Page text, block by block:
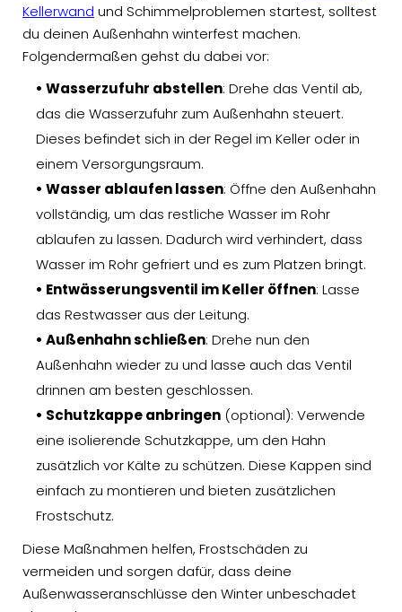
Kellerwand und Schimmelproblemen startest, solltest
du deinen Außenhahn winterfest machen.
Folgendermaßen gehst du dabei vor:
• Wasserzufuhr abstellen: Drehe das Ventil ab,
das die Wasserzufuhr zum Außenhahn steuert.
Dieses befindet sich in der Regel im Keller oder in
einem Versorgungsraum.
• Wasser ablaufen lassen: Öffne den Außenhahn
vollständig, um das restliche Wasser im Rohr
ablaufen zu lassen. Dadurch wird verhindert, dass
Wasser im Rohr gefriert und es zum Platzen bringt.
• Entwässerungsventil im Keller öffnen: Lasse
das Restwasser aus der Leitung.
• Außenhahn schließen: Drehe nun den
Außenhahn wieder zu und lasse auch das Ventil
drinnen am besten geschlossen.
• Schutzkappe anbringen (optional): Verwende
eine isolierende Schutzkappe, um den Hahn
zusätzlich vor Kälte zu schützen. Diese Kappen sind
einfach zu montieren und bieten zusätzlichen
Frostschutz.
Diese Maßnahmen helfen, Frostschäden zu
vermeiden und sorgen dafür, dass deine
Außenwasseranschlüsse den Winter unbeschadet